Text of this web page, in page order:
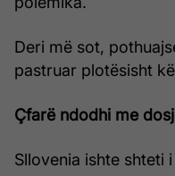
Deri më sot,
pastruar plotësisht
Çfarë ndodhi me
Sllovenia ishte shteti